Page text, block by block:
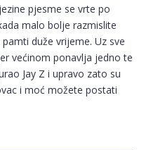
pjesme se vrte po
malo bolje razmislite
duže vrijeme. Uz sve
većinom ponavlja jedno te
Jay Z i upravo zato su
i moć možete postati